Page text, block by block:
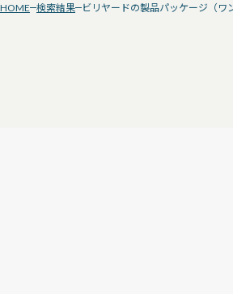
HOME 検索結果 ビリヤードの製品パッケージ（ワ